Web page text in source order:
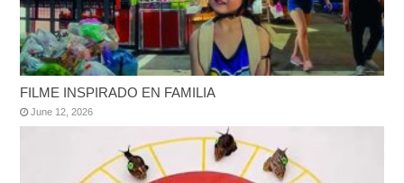
FILME INSPIRADO EN FAMILIA
June 12, 2026